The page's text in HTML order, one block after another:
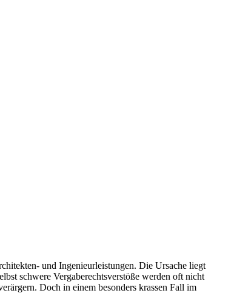
und Ingenieurleistungen. Die Ursache liegt
schwere Vergaberechtsverstöße werden oft nicht
Doch in einem besonders krassen Fall im